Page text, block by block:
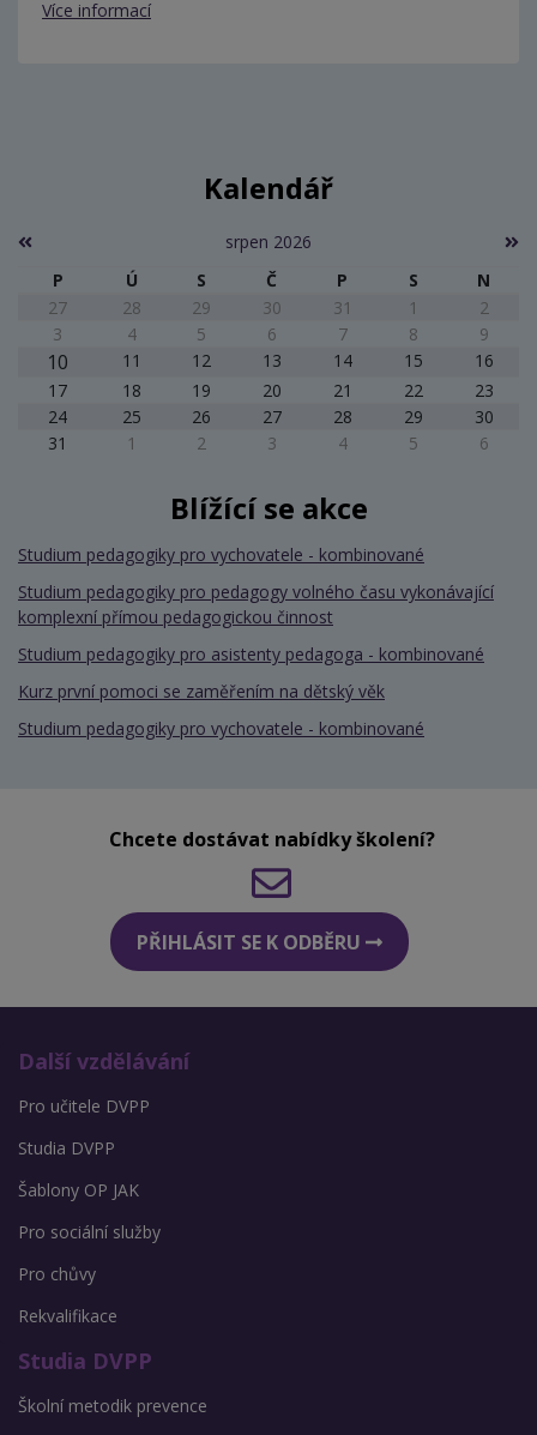
Více informací
Kalendář
srpen 2026
P
Ú S Č P S
N
27
28 29 30 31 1
2
3
4 5 6 7 8 9
10 11 12 13 14 15
16
17
18 19 20 21 22
23
24
25 26 27 28 29
30
31
1 2 3 4 5 6
Blížící se akce
Studium pedagogiky pro vychovatele - kombinované
Studium pedagogiky pro pedagogy volného času vykonávající
komplexní přímou pedagogickou činnost
Studium pedagogiky pro asistenty pedagoga - kombinované
Kurz první pomoci se zaměřením na dětský věk
Studium pedagogiky pro vychovatele - kombinované
Chcete dostávat nabídky školení?
PŘIHLÁSIT SE K ODBĚRU
Další vzdělávání
Pro učitele DVPP
Studia DVPP
Šablony OP JAK
Pro sociální služby
Pro chůvy
Rekvalifikace
Studia DVPP
Školní metodik prevence